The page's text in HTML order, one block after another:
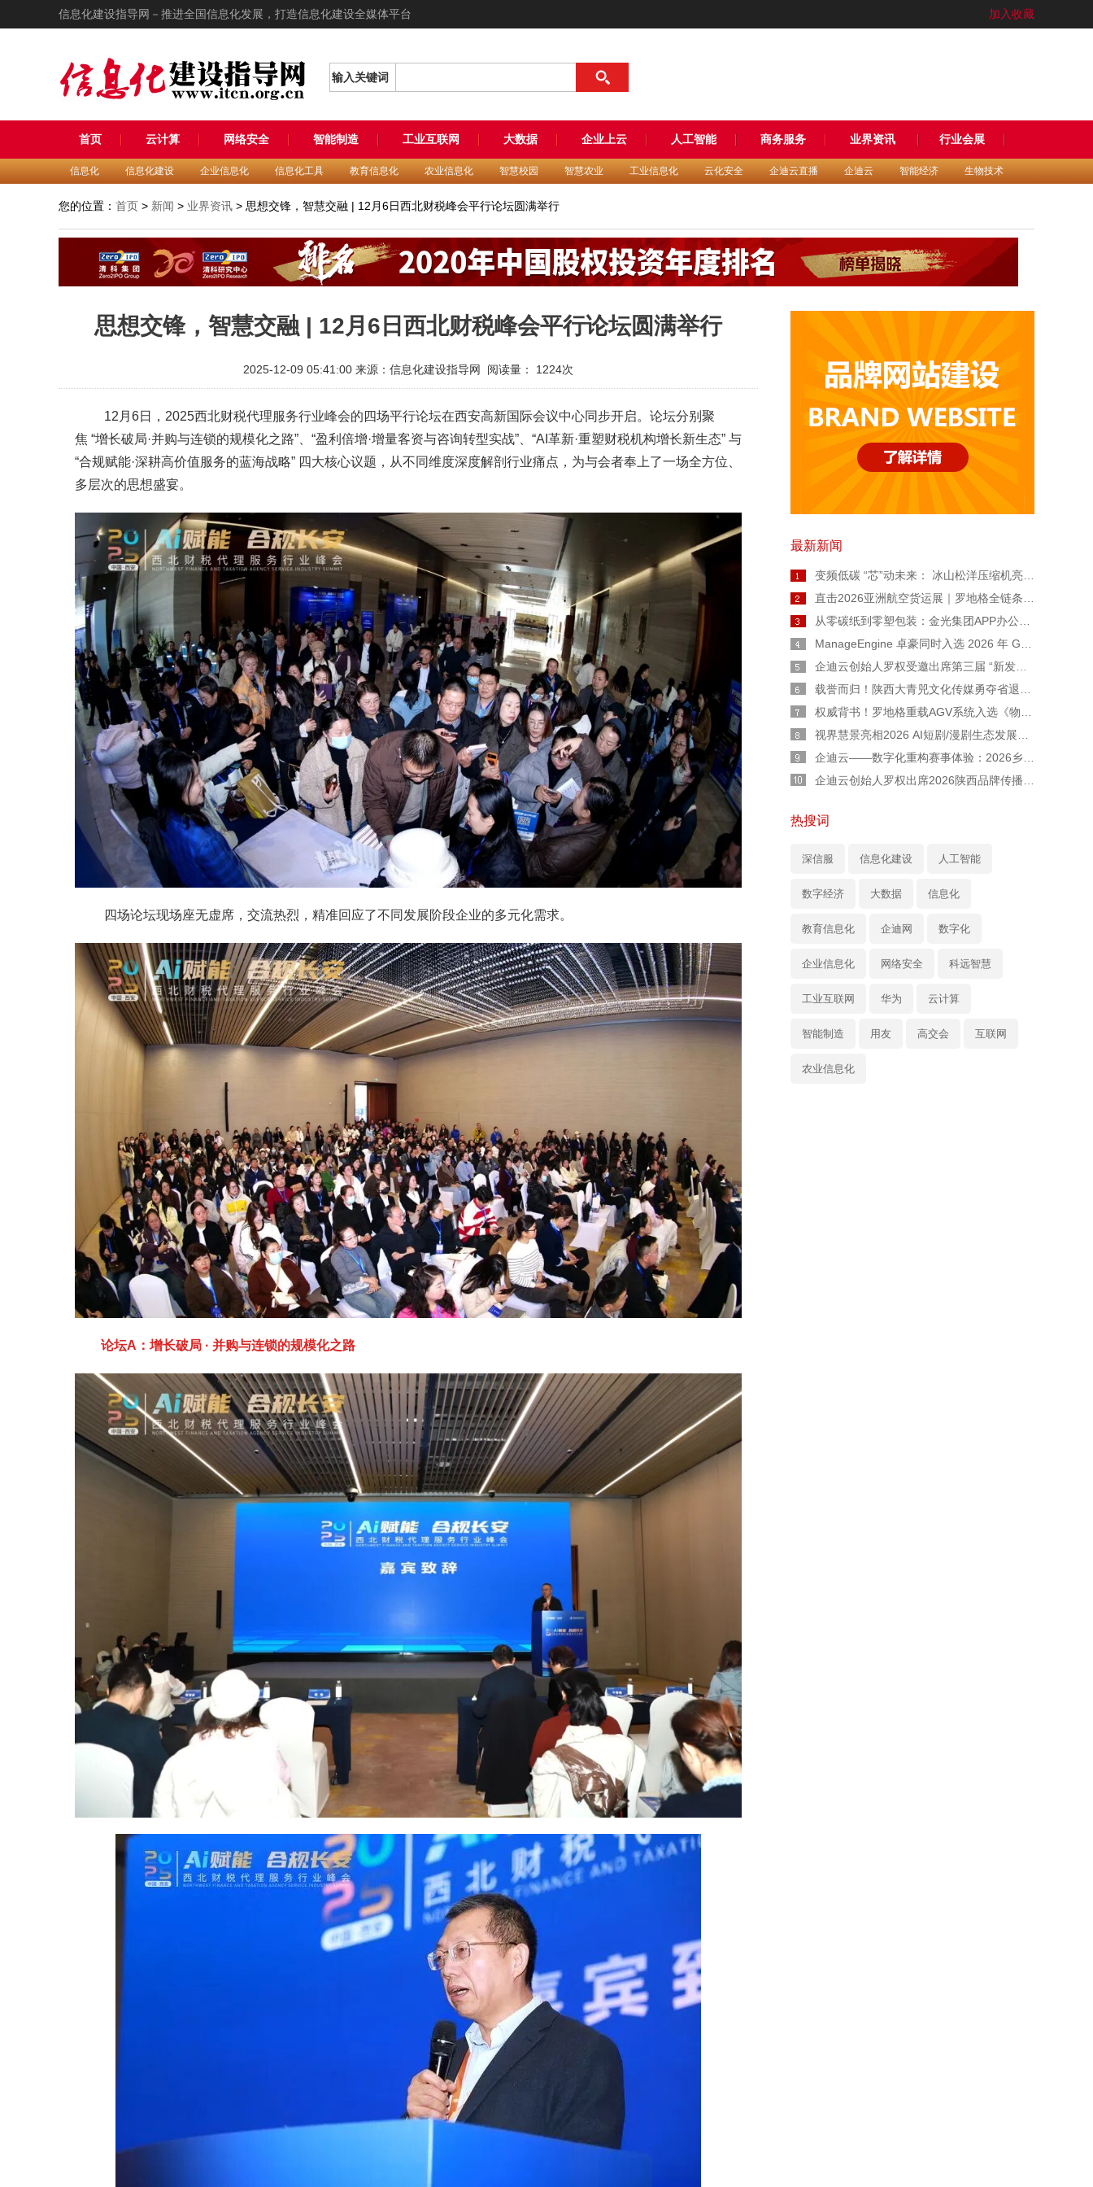
信息化建设指导网－推进全国信息化发展，打造信息化建设全媒体平台 加入收藏
输入关键词
首页 云计算 网络安全 智能制造 工业互联网 大数据 企业上云 人工智能 商务服务 业界资讯 行业会展
信息化 信息化建设 企业信息化 信息化工具 教育信息化 农业信息化 智慧校园 智慧农业 工业信息化 云化安全 企迪云直播 企迪云 智能经济 生物技术
您的位置： 首页 > 新闻 > 业界资讯 > 思想交锋，智慧交融 | 12月6日西北财税峰会平行论坛圆满举行
思想交锋，智慧交融 | 12月6日西北财税峰会平行论坛圆满举行
2025-12-09 05:41:00 来源：信息化建设指导网 阅读量： 1224次
12月6日，2025西北财税代理服务行业峰会的四场平行论坛在西安高新国际会议中心同步开启。论坛分别聚
焦 “增长破局·并购与连锁的规模化之路”、“盈利倍增·增量客资与咨询转型实战”、“AI革新·重塑财税机构增长新生态” 与
“合规赋能·深耕高价值服务的蓝海战略” 四大核心议题，从不同维度深度解剖行业痛点，为与会者奉上了一场全方位、
多层次的思想盛宴。
四场论坛现场座无虚席，交流热烈，精准回应了不同发展阶段企业的多元化需求。
论坛A：增长破局 · 并购与连锁的规模化之路
最新新闻
热搜词
深信服 信息化建设 人工智能
数字经济 大数据 信息化
教育信息化 企迪网 数字化
企业信息化 网络安全 科远智慧
工业互联网 华为 云计算
智能制造 用友 高交会 互联网
农业信息化